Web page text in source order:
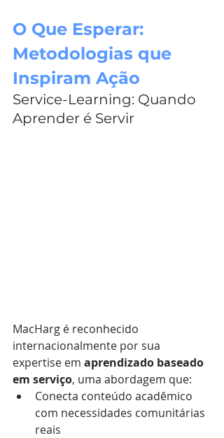
O Que Esperar:
Metodologias que
Inspiram Ação
Service-Learning: Quando
Aprender é Servir
MacHarg é reconhecido
internacionalmente por sua
expertise em aprendizado baseado
em serviço, uma abordagem que:
Conecta conteúdo acadêmico
com necessidades comunitárias
reais